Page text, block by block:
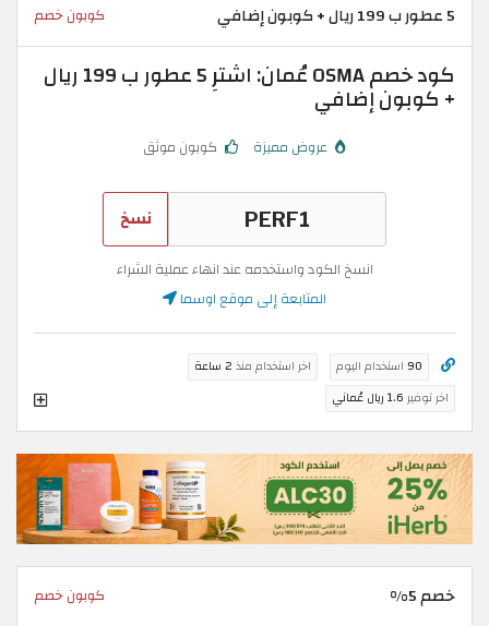
5 عطور ب 199 ريال + كوبون إضافي كوبون خصم
كود خصم OSMA عُمان: اشترِ 5 عطور ب 199 ريال
+ كوبون إضافي
عروض مميزة كوبون موثق
نسخ
انسخ الكود واستخدمه عند انهاء عملية الشراء
المتابعة إلى موقع اوسما
90 استخدام اليوم اخر استخدام منذ 2 ساعة
اخر توفير 1.6 ريال عُماني
خصم 5% كوبون خصم